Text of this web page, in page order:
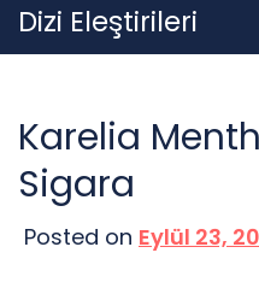
Skip
to
Dizi Eleştirileri
Karelia
Sigara
Posted on Eylül 23,